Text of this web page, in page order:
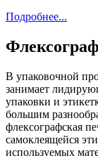
Подробнее...
В упаковочной
занимает
упаковки и
большим
флексографская
самоклеящейся
используемых